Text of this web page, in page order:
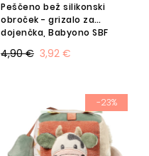
Peščeno bež silikonski
obroček - grizalo za
dojenčka, Babyono SBF
3,92 €
4,90 €
-23%